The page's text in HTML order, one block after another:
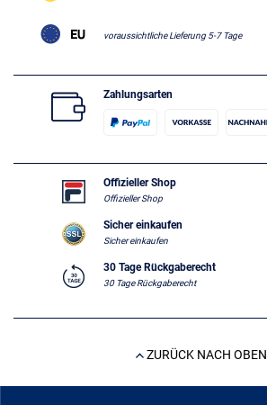
voraussichtliche Lieferung 5-7 Tage
Zahlungsarten
Offizieller Shop
Offizieller Shop
Sicher einkaufen
Sicher einkaufen
30 Tage Rückgaberecht
30 Tage Rückgaberecht
ZURÜCK NACH OBEN